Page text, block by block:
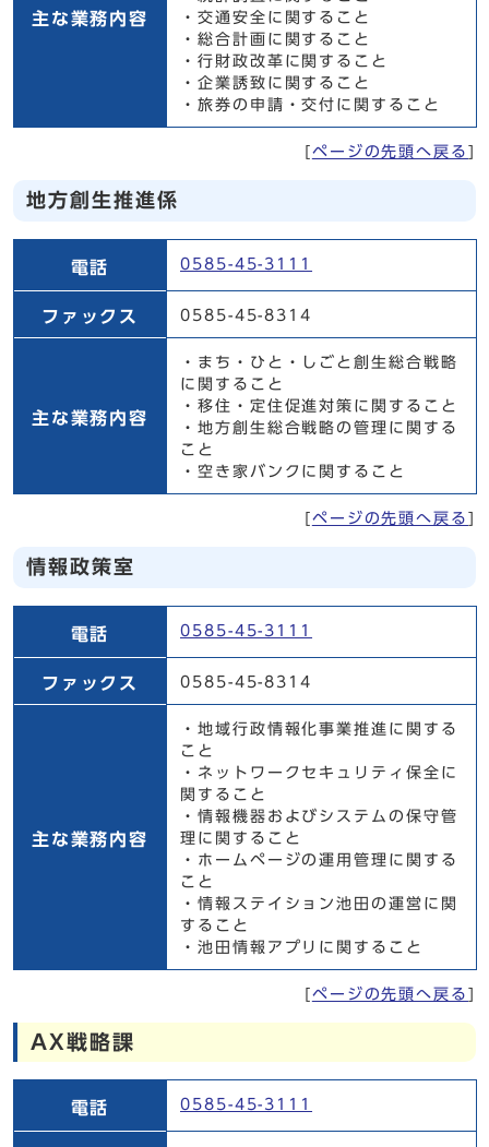
主な業務内容
・交通安全に関すること
・総合計画に関すること
・行財政改革に関すること
・企業誘致に関すること
・旅券の申請・交付に関すること
ページの先頭へ戻る
地方創生推進係
電話
0585-45-3111
ファックス 0585-45-8314
主な業務内容
・まち・ひと・しごと創生総合戦略
に関すること
・移住・定住促進対策に関すること
・地方創生総合戦略の管理に関する
こと
・空き家バンクに関すること
ページの先頭へ戻る
情報政策室
電話
0585-45-3111
ファックス 0585-45-8314
主な業務内容
・地域行政情報化事業推進に関する
こと
・ネットワークセキュリティ保全に
関すること
・情報機器およびシステムの保守管
理に関すること
・ホームページの運用管理に関する
こと
・情報ステイション池田の運営に関
すること
・池田情報アプリに関すること
ページの先頭へ戻る
AX戦略課
電話
0585-45-3111